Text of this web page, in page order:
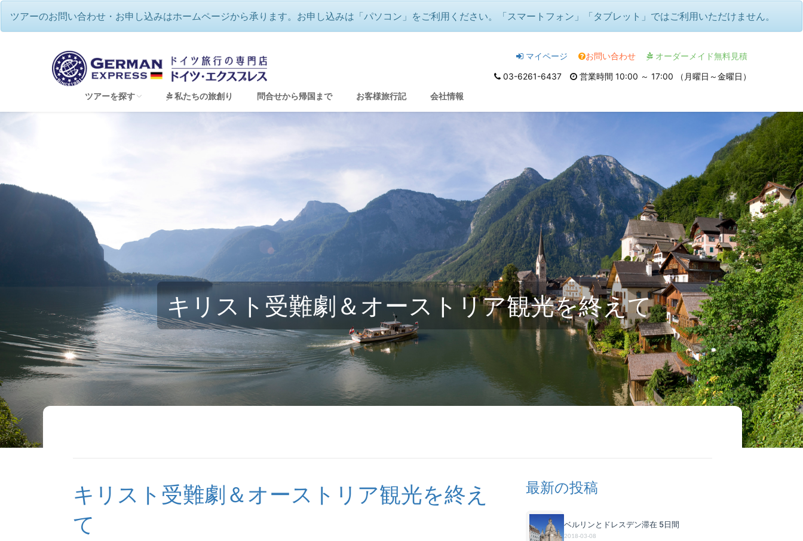
ツアーのお問い合わせ・お申し込みはホームページから承ります。お申し込みは「パソコン」をご利用ください。「スマートフォン」「タブレット」ではご利用いただけません。
オーダーメイド無料見積
お問い合わせ
マイページ
03-6261-6437
営業時間 10:00 ～ 17:00 （月曜日～金曜日）
ツアーを探す
2026年12月🌟バーデンバーデン祝祭劇場・冬の音楽祭『白鳥の湖』『魔笛』
ベルリンフィル・ジルヴェスターコンサート鑑賞♪音楽好きのクリスマス＆年越し🌟
夢のドイツハネムーン（新婚旅行）
ロマンチック街道をいく
ドイツと隣国をめぐる旅
角野隼斗氏の海外公演コンサート鑑賞ツアー
ドイツの美味しい旅
没後200年！2027年はベートーヴェン・メモリアルイヤー
自分で創る旅(完全オーダーメイド旅)
私たちの旅創り 問合せから帰国まで お客様旅行記 会社情報
キリスト受難劇＆オーストリア観光を終えて
最新の投稿
ベルリンとドレスデン滞在 5日間
2018-03-08
キリスト受難劇＆オーストリア観光を終え
て